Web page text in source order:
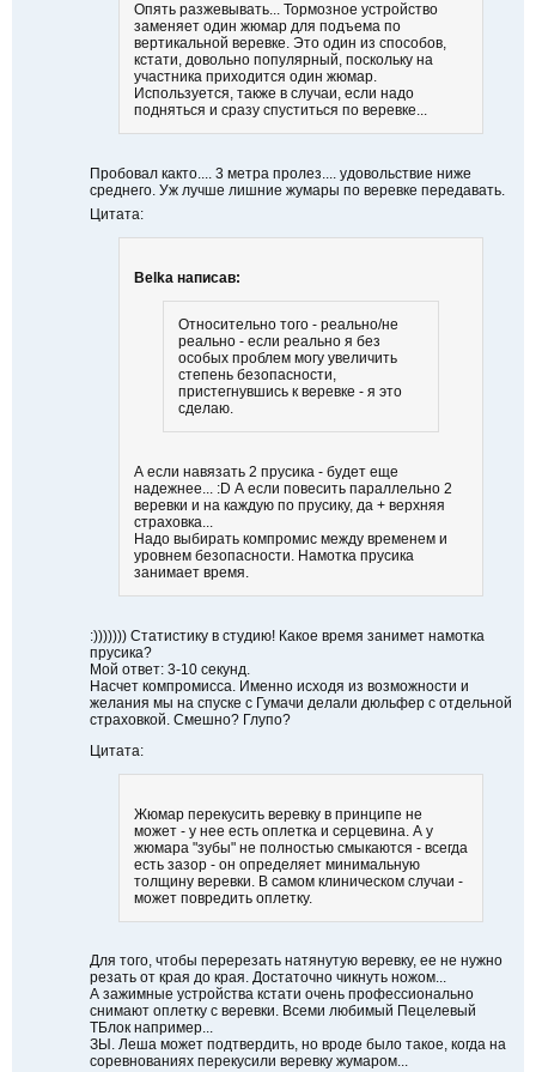
Опять разжевывать... Тормозное устройство
заменяет один жюмар для подъема по
вертикальной веревке. Это один из способов,
кстати, довольно популярный, поскольку на
участника приходится один жюмар.
Используется, также в случаи, если надо
подняться и сразу спуститься по веревке...
Пробовал както.... 3 метра пролез.... удовольствие ниже
среднего. Уж лучше лишние жумары по веревке передавать.
Цитата:
Belka написав:
Относительно того - реально/не
реально - если реально я без
особых проблем могу увеличить
степень безопасности,
пристегнувшись к веревке - я это
сделаю.
А если навязать 2 прусика - будет еще
надежнее... :D А если повесить параллельно 2
веревки и на каждую по прусику, да + верхняя
страховка...
Надо выбирать компромис между временем и
уровнем безопасности. Намотка прусика
занимает время.
:))))))) Статистику в студию! Какое время занимет намотка
прусика?
Мой ответ: 3-10 секунд.
Насчет компромисса. Именно исходя из возможности и
желания мы на спуске с Гумачи делали дюльфер с отдельной
страховкой. Смешно? Глупо?
Цитата:
Жюмар перекусить веревку в принципе не
может - у нее есть оплетка и серцевина. А у
жюмара "зубы" не полностью смыкаются - всегда
есть зазор - он определяет минимальную
толщину веревки. В самом клиническом случаи -
может повредить оплетку.
Для того, чтобы перерезать натянутую веревку, ее не нужно
резать от края до края. Достаточно чикнуть ножом...
А зажимные устройства кстати очень профессионально
снимают оплетку с веревки. Всеми любимый Пецелевый
ТБлок например...
ЗЫ. Леша может подтвердить, но вроде было такое, когда на
соревнованиях перекусили веревку жумаром...